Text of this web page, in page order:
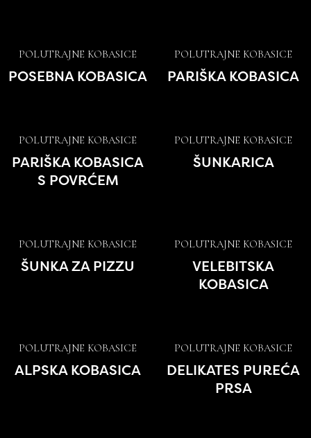
POLUTRAJNE KOBASICE
POSEBNA KOBASICA
POLUTRAJNE KOBASICE
PARIŠKA KOBASICA
POLUTRAJNE KOBASICE
PARIŠKA KOBASICA
S POVRĆEM
POLUTRAJNE KOBASICE
ŠUNKARICA
POLUTRAJNE KOBASICE
ŠUNKA ZA PIZZU
POLUTRAJNE KOBASICE
VELEBITSKA
KOBASICA
POLUTRAJNE KOBASICE
ALPSKA KOBASICA
POLUTRAJNE KOBASICE
DELIKATES PUREĆA
PRSA